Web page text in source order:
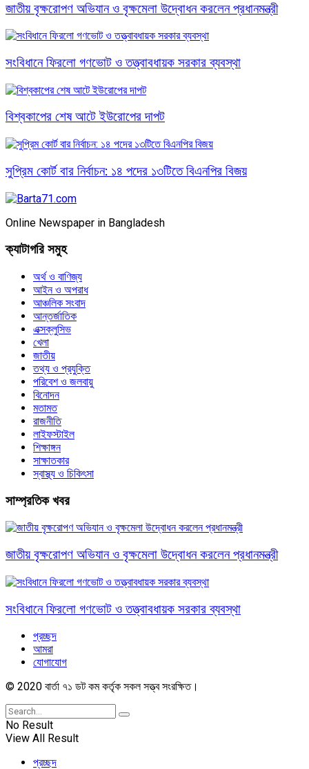
জাতীয় বৃক্ষরোপণ অভিযান ও বৃক্ষমেলা উদ্বোধন করলেন প্রধানমন্ত্রী
সংবিধানে ফিরলো গণভোট ও তত্ত্বাবধায়ক সরকার ব্যবস্থা
বিশ্বকাপের শেষ আটে ইউরোপের দাপট
সুপ্রিম কোর্ট বার নির্বাচন: ১৪ পদের ১৩টিতে বিএনপির বিজয়
Online Newspaper in Bangladesh
ক্যাটাগরি সমুহ
অর্থ ও বাণিজ্য
আইন ও অপরাধ
আঞ্চলিক সংবাদ
আন্তর্জাতিক
এক্সক্লুসিভ
খেলা
জাতীয়
তথ্য ও প্রযুক্তি
পরিবেশ ও জলবায়ু
বিনোদন
মতামত
রাজনীতি
লাইফস্টাইল
শিক্ষাঙ্গন
সাক্ষাতকার
স্বাস্থ্য ও চিকিৎসা
সাম্প্রতিক খবর
জাতীয় বৃক্ষরোপণ অভিযান ও বৃক্ষমেলা উদ্বোধন করলেন প্রধানমন্ত্রী
সংবিধানে ফিরলো গণভোট ও তত্ত্বাবধায়ক সরকার ব্যবস্থা
প্রচ্ছদ
আমরা
যোগাযোগ
© 2020 বার্তা ৭১ ডট কম কর্তৃক সকল সত্ত্ব সংরক্ষিত।
No Result
View All Result
প্রচ্ছদ